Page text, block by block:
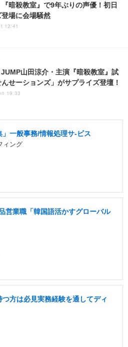
暗殺教室』で9年ぶりの声優！初日
場に会場騒然
12:41
山田涼介・主演『暗殺教室』試
せーションズ」がサプライズ登壇！
19:33
」一般事務/情報処理サ-ビス
ィング
営業職「韓国語活かすグローバル
方は必見実務経験を通してディ